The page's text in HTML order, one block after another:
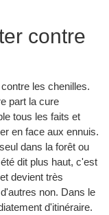
contre
les chenilles.
part la cure
tous les faits et
en face aux ennuis.
dans la forêt ou
dit plus haut, c'est
devient très
non. Dans le
d'itinéraire.